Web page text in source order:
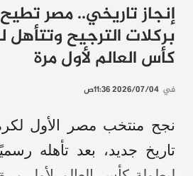
إنجاز تاريخي.. مصر تطيح
كأس العالم لأول مرة
في 2026/07/04 11:36ص
نجح منتخب مصر الأول